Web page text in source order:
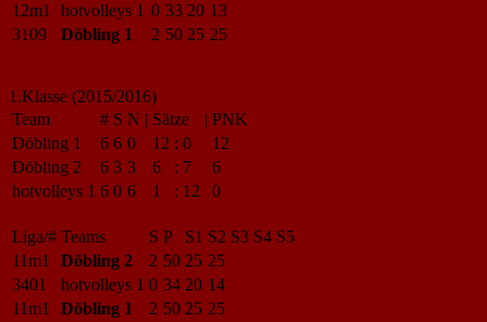
12m1
hotvolleys 1 0 33 20 13
3109
Döbling 1 2 50 25 25
1.Klasse (2015/2016)
Team
# S N | Sätze | PNK
Döbling 1
6 6 0 12 : 0
12
Döbling 2
6 3 3 6 : 7
6
hotvolleys 1 6 0 6 1 : 12 0
Liga/# Teams S P S1 S2 S3 S4 S5
11m1
Döbling 2 2 50 25 25
3401
hotvolleys 1 0 34 20 14
11m1
Döbling 1 2 50 25 25